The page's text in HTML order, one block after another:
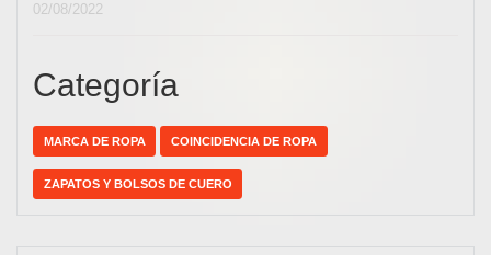
02/08/2022
Categoría
MARCA DE ROPA COINCIDENCIA DE ROPA
ZAPATOS Y BOLSOS DE CUERO